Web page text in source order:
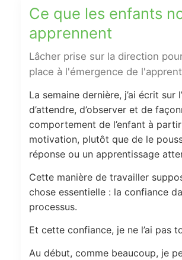
Ce que les enfants
apprennent
Lâcher prise sur la direction
place à l'émergence de
La semaine dernière, j’ai écrit sur
d’attendre, d’observer et de
comportement de l’enfant à
motivation, plutôt que de le
réponse ou un apprentissage
Cette manière de travailler
chose essentielle : la confiance
processus.
Et cette confiance, je ne l’ai pas
Au début, comme beaucoup, je